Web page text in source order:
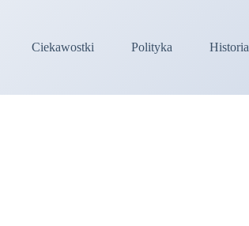
Ciekawostki
Polityka Historia